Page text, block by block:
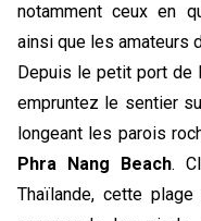
notamment ceux en
ainsi que les amateurs
Depuis le petit port de
empruntez le sentier
Phra Nang Beach.
Thaïlande, cette